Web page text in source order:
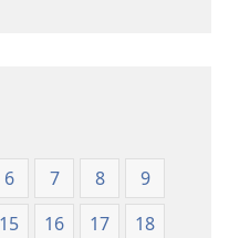
(ревидирано
издање
(ревидирано
издање
6 7 8
9
15 16 17
18